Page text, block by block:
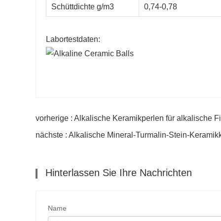
Schüttdichte g/m3 0,74-0,78
Labortestdaten:
vorherige : Alkalische Keramikperlen für alkalische
nächste : Alkalische Mineral-Turmalin-Stein-
Hinterlassen Sie Ihre Nachrichten
Name